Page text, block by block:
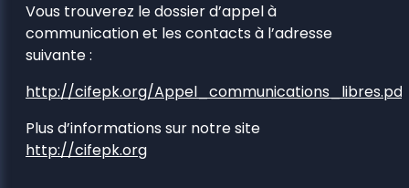
Vous trouverez le dossier d’appel à
communication et les contacts à l’adresse
suivante :
http://cifepk.org/Appel_communications_libres.pdf
Plus d’informations sur notre site
http://cifepk.org